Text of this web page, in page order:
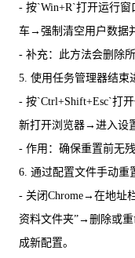
- 按`Win+R`打开运行窗
车→强制清空用户数据
- 补充：此方法会删除
5. 使用任务管理器结束
- 按`Ctrl+Shift+Esc`打
新打开浏览器→进入设
- 作用：确保重置前无
6. 通过配置文件手动重
- 关闭Chrome→在地址
资料文件夹”→删除或
成新配置。